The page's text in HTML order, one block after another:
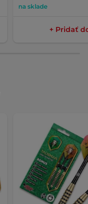
na sklade
+ Pridať